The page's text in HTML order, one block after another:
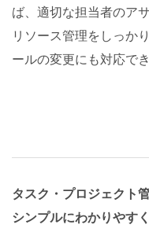
ば、適切な担当者のア
リソース管理をしっか
ールの変更にも対応で
タスク・プロジェクト
シンプルにわかりやすく